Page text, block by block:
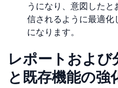
うになり、意図した
信されるように最適化
になります。
レポートおよび
と既存機能の強